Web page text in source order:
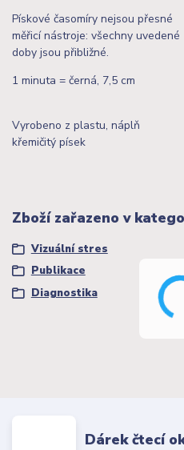
Pískové časomíry nejsou přesné
měřicí nástroje: všechny uvedené
doby jsou přibližné.
1 minuta = černá, 7,5 cm
Vyrobeno z plastu, náplň
křemičitý písek
Zboží zařazeno v
Vizuální stres
Publikace
Diagnostika
Dárek čtecí